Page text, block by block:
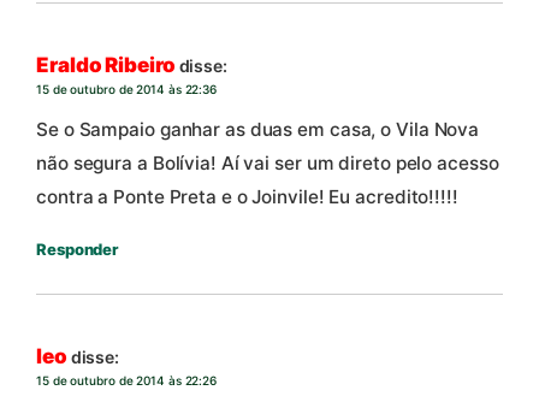
Eraldo Ribeiro disse:
15 de outubro de 2014 às 22:36
Se o Sampaio ganhar as duas em casa, o Vila Nova
não segura a Bolívia! Aí vai ser um direto pelo acesso
contra a Ponte Preta e o Joinvile! Eu acredito!!!!!
Responder
leo disse:
15 de outubro de 2014 às 22:26